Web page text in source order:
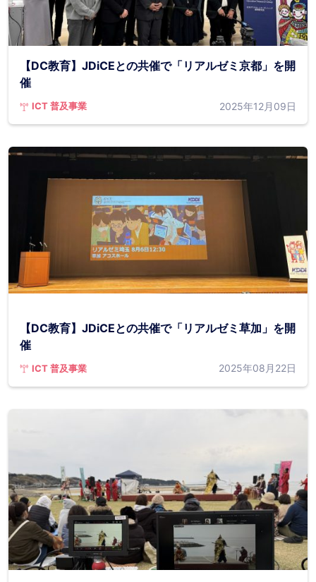
【DC教育】JDiCEとの共催で「リアルゼミ京都」を開
催
ICT 普及事業 2025年12月09日
【DC教育】JDiCEとの共催で「リアルゼミ草加」を開
催
ICT 普及事業 2025年08月22日